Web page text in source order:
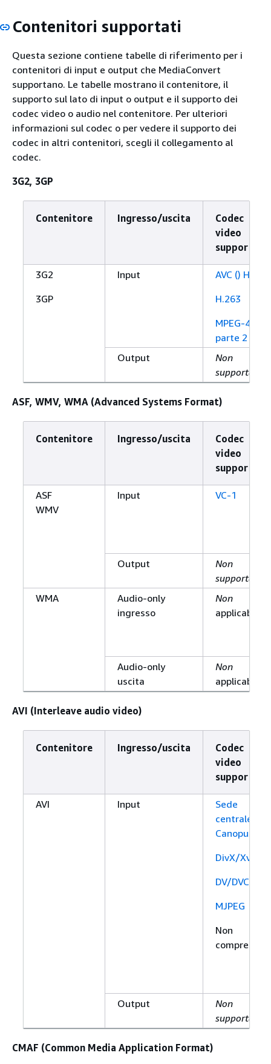
Contenitori supportati
Questa sezione contiene tabelle di riferimento per i
contenitori di input e output che MediaConvert
supportano. Le tabelle mostrano il contenitore, il
supporto sul lato di input o output e il supporto dei
codec video o audio nel contenitore. Per ulteriori
informazioni sul codec o per vedere il supporto dei
codec in altri contenitori, scegli il collegamento al
codec.
3G2, 3GP
Contenitore Ingresso/uscita
Codec
video
supportato
3G2
3GP
Input
AVC () H.264
H.263
MPEG-4
parte 2
Output
Non
supportato
ASF, WMV, WMA (Advanced Systems Format)
Contenitore Ingresso/uscita
Codec
video
supportato
ASF
WMV
Input VC-1
Output
Non
supportato
WMA
Audio-only
ingresso
Non
applicabile
Audio-only
uscita
Non
applicabile
AVI (Interleave audio video)
Contenitore Ingresso/uscita
Codec
video
supportato
AVI Input
Sede
centrale di
Canopus
DivX/Xvid
DV/DVCPRO
MJPEG
Non
compresso
Output
Non
supportato
CMAF (Common Media Application Format)